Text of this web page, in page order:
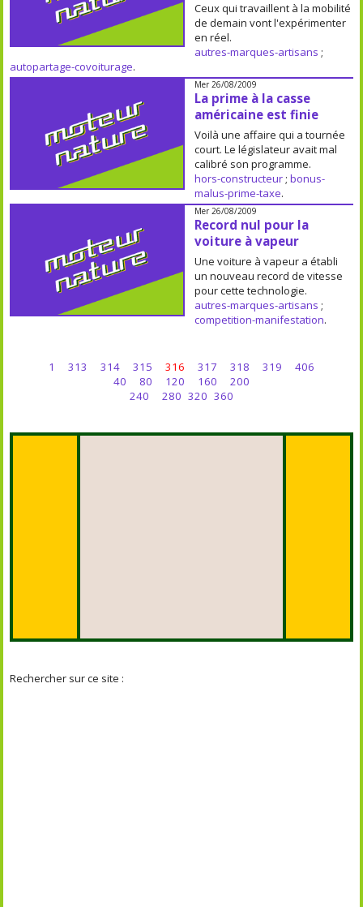
Ceux qui travaillent à la mobilité
de demain vont l'expérimenter
en réel.
autres-marques-artisans ;
autopartage-covoiturage.
Mer 26/08/2009
La prime à la casse
américaine est finie
Voilà une affaire qui a tournée
court. Le législateur avait mal
calibré son programme.
hors-constructeur; bonus-
malus-prime-taxe.
Mer 26/08/2009
Record nul pour la
voiture à vapeur
Une voiture à vapeur a établi
un nouveau record de vitesse
pour cette technologie.
autres-marques-artisans ;
competition-manifestation.
1 313 314 315 316 317 318 319
406
40
80 120 160
200
240
280 320 360
Rechercher sur ce site :